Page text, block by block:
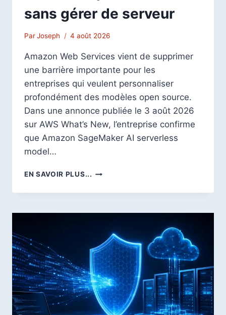
sans gérer de serveur
ParJoseph 4 août 2026
Amazon Web Services vient de supprimer
une barrière importante pour les
entreprises qui veulent personnaliser
profondément des modèles open source.
Dans une annonce publiée le 3 août 2026
sur AWS What’s New, l’entreprise confirme
que Amazon SageMaker AI serverless
model…
EN SAVOIR PLUS... AWS
DÉSORMAIS
FINE-
ENTIÈREMENT
PLUS
DE
25
MODÈLES
OPEN
SOURCE
SANS